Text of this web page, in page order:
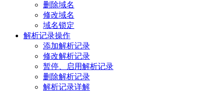
删除域名
修改域名
域名锁定
解析记录操作
添加解析记录
修改解析记录
暂停、启用解析记录
删除解析记录
解析记录详解